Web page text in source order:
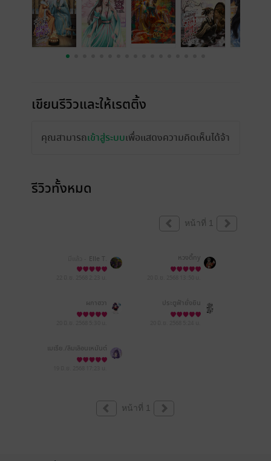
เขียนรีวิวและให้เรตติ้ง
คุณสามารถเข้าสู่ระบบเพื่อแสดงความคิดเห็นได้จ้า
รีวิวทั้งหมด
หน้าที่ 1
Elle T. หวงตี้ny
ผกาฮวา ประตูฟ้ายั่งยืน
เมเธีย./ลืมเลือน​เหมันต์​
หน้าที่ 1